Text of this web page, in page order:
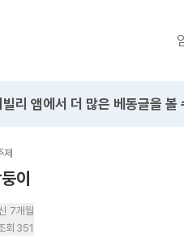
리 앱에서 더 많은 베동글을 볼
이
7개월
회 351